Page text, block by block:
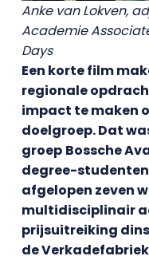
Anke van Lokven,
Academie
Days
Een korte film
regionale
impact te maken
doelgroep. Dat
groep Bossche
degree-studenten
afgelopen zeven
multidisciplinair
prijsuitreiking
de